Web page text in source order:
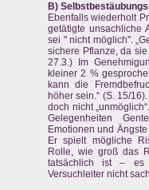
B)
Ebenfalls wiederholt
getätigte unsachliche
sei " nicht möglich".
sichere Pflanze, da
27.3.) Im
kleiner 2 %
kann die
höher sein.“ (S. 15/
doch nicht
Gelegenheiten
Emotionen und
Er spielt mögliche
Rolle, wie groß das
tatsächlich ist – es
Versuchleiter nicht